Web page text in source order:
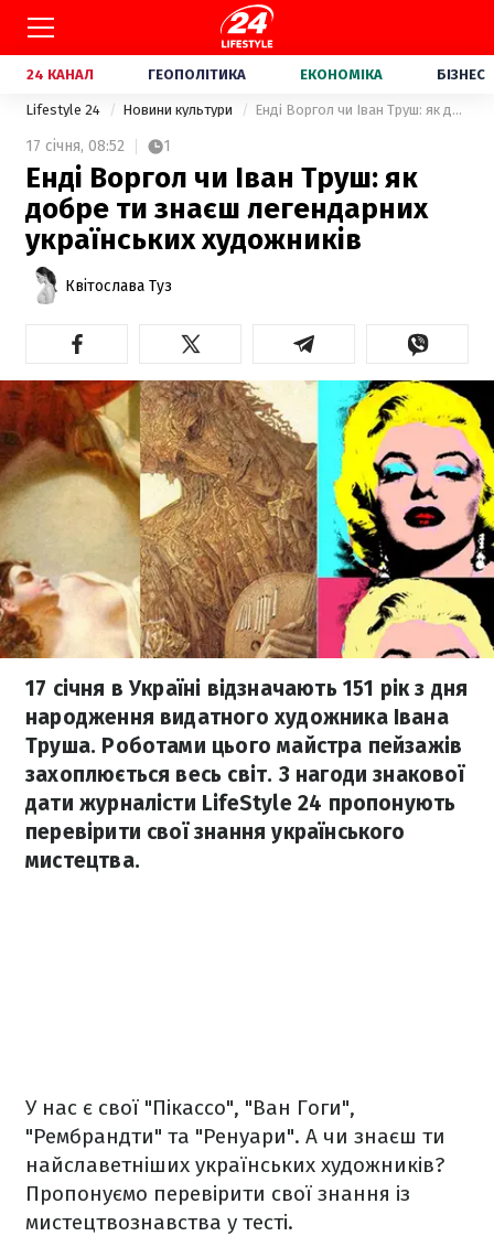
24 КАНАЛ ГЕОПОЛІТИКА ЕКОНОМІКА БІЗНЕС
Lifestyle 24 Новини культури Енді Воргол чи Іван Труш: як добре ти знаєш легендарних українських художників
17 січня, 08:52 1
Енді Воргол чи Іван Труш: як
добре ти знаєш легендарних
українських художників
Квітослава Туз
17 січня в Україні відзначають 151 рік з дня
народження видатного художника Івана
Труша. Роботами цього майстра пейзажів
захоплюється весь світ. З нагоди знакової
дати журналісти LifeStyle 24 пропонують
перевірити свої знання українського
мистецтва.
У нас є свої "Пікассо", "Ван Гоги",
"Рембрандти" та "Ренуари". А чи знаєш ти
найславетніших українських художників?
Пропонуємо перевірити свої знання із
мистецтвознавства у тесті.